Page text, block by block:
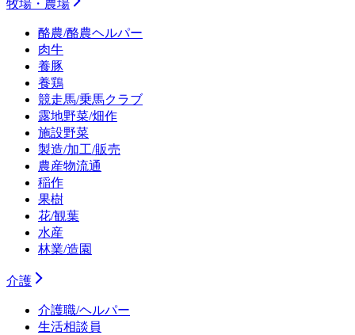
牧場・農場
酪農/酪農ヘルパー
肉牛
養豚
養鶏
競走馬/乗馬クラブ
露地野菜/畑作
施設野菜
製造/加工/販売
農産物流通
稲作
果樹
花/観葉
水産
林業/造園
介護
介護職/ヘルパー
生活相談員